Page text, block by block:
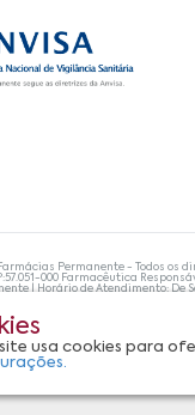
site usa cookies para
Permanente - Todos os
000 Farmacêutica
| Horário de Atendimento: De
utilizadas para automedicação e,
de saúde e prescrever o
de proteção de dados,
Todos os pedidos efetuados